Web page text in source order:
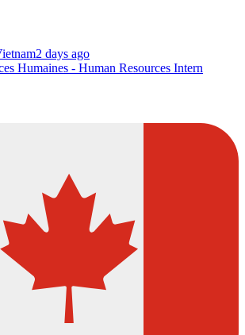
2 days ago
Humaines - Human Resources Intern